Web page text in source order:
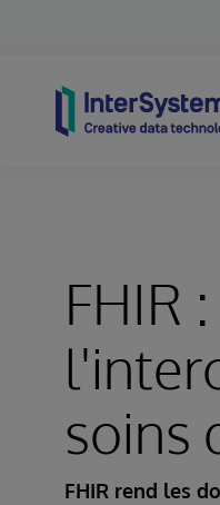
FHIR
soins
FHIR rend les